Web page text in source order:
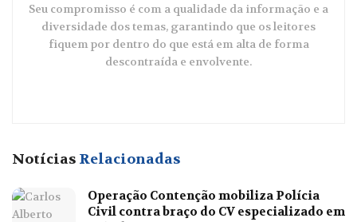
Seu compromisso é com a qualidade da informação e a
diversidade dos temas, garantindo que os leitores
fiquem por dentro do que está em alta de forma
descontraída e envolvente.
Notícias Relacionadas
Operação Contenção mobiliza Polícia
Civil contra braço do CV especializado em